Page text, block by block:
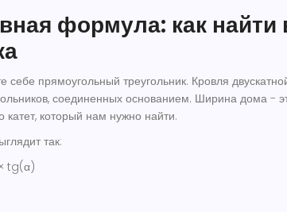
формула: как найти
себе прямоугольный треугольник. Кровля
соединенных основанием. Ширина дома -
катет, который нам нужно найти.
так:
tg(α)